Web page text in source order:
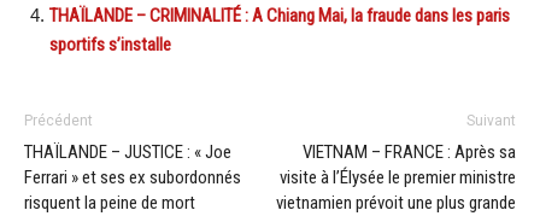
THAÏLANDE – CRIMINALITÉ : A Chiang Mai, la fraude dans les paris
sportifs s’installe
Précédent
THAÏLANDE – JUSTICE : « Joe
Ferrari » et ses ex subordonnés
risquent la peine de mort
Suivant
VIETNAM – FRANCE : Après sa
visite à l’Élysée le premier ministre
vietnamien prévoit une plus grande